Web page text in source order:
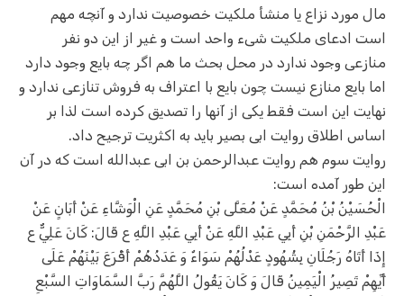
مال مورد نزاع یا منشأ ملکیت خصوصیت ندارد و آنچه مهم
است ادعای ملکیت شیء واحد است و غیر از این دو نفر
منازعی وجود ندارد در محل بحث ما هم اگر چه بایع وجود دارد
اما بایع منازع نیست چون بایع با اعتراف به فروش تنازعی ندارد و
نهایت این است فقط یکی از آنها را تصدیق کرده است لذا بر
اساس اطلاق روایت ابی بصیر باید به اکثریت ترجیح داد.
روایت سوم هم روایت عبدالرحمن بن ابی عبدالله است که در آن
این طور آمده است:
الْحُسَيْنُ بْنُ مُحَمَّدٍ عَنْ مُعَلَّى بْنِ مُحَمَّدٍ عَنِ الْوَشَّاءِ عَنْ أَبَانٍ عَنْ
عَبْدِ الرَّحْمَنِ بْنِ أَبِي عَبْدِ اللَّهِ عَنْ أَبِي عَبْدِ اللَّهِ ع قَالَ: كَانَ عَلِيٌّ ع
إِذَا أَتَاهُ رَجُلَانِ بِشُهُودٍ عَدْلُهُمْ سَوَاءٌ وَ عَدَدُهُمْ أَقْرَعَ بَيْنَهُمْ عَلَى
أَيِّهِمْ تَصِيرُ الْيَمِينُ قَالَ وَ كَانَ يَقُولُ اللَّهُمَّ رَبَّ السَّمَاوَاتِ السَّبْعِ